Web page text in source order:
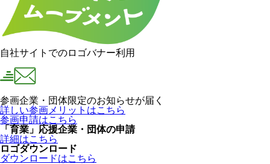
自社サイトでのロゴバナー利用
参画企業・団体限定のお知らせが届く
詳しい参画メリットはこちら
参画申請はこちら
「育業」応援企業・団体の申請
詳細はこちら
ロゴダウンロード
ダウンロードはこちら